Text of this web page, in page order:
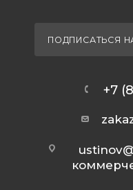
ПОДПИСАТЬСЯ
+7